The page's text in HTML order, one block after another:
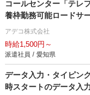
コールセンター「テレ
養枠勤務可能ロードサ
アデコ株式会社
時給1,500円～
派遣社員 / 愛知県
データ入力・タイピン
時スタートのデータ入